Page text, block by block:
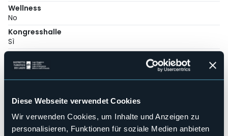
Diese Webseite verwendet Cookies
Wir verwenden Cookies, um Inhalte und Anzeigen zu
personalisieren, Funktionen für soziale Medien anbieten
Wellness
No
Kongresshalle
Sì
No
Haustiere erlaubt
Anzahl der Zimmer
18
Anzahl der Betten